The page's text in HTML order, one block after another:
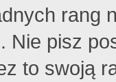
rang
Nie pisz
to swoją